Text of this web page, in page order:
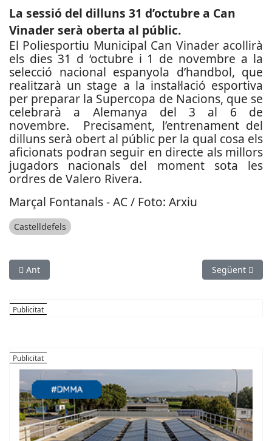
La sessió del dilluns 31 d’octubre a Can
Vinader serà oberta al públic.
El Poliesportiu Municipal Can Vinader acollirà
els dies 31 d ‘octubre i 1 de novembre a la
selecció nacional espanyola d’handbol, que
realitzarà un stage a la instal·lació esportiva
per preparar la Supercopa de Nacions, que se
celebrarà a Alemanya del 3 al 6 de
novembre. Precisament, l’entrenament del
dilluns serà obert al públic per la qual cosa els
aficionats podran seguir en directe als millors
jugadors nacionals del moment sota les
ordres de Valero Rivera.
Marçal Fontanals - AC / Foto: Arxiu
Castelldefels
Article anterior: Sandra García participa en la III Swedish
Ant Article
Següent